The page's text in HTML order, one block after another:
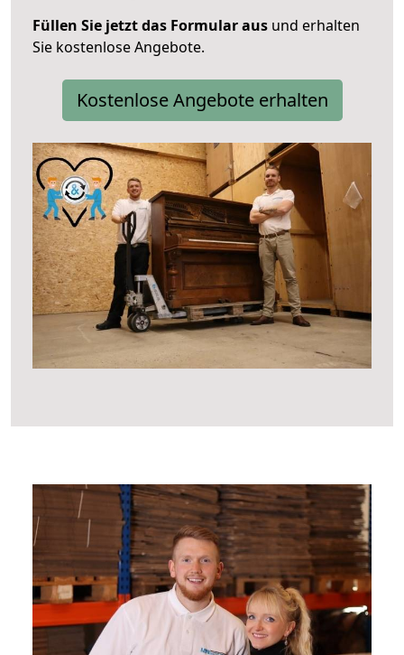
Füllen Sie jetzt das Formular aus und erhalten
Sie kostenlose Angebote.
Kostenlose Angebote erhalten